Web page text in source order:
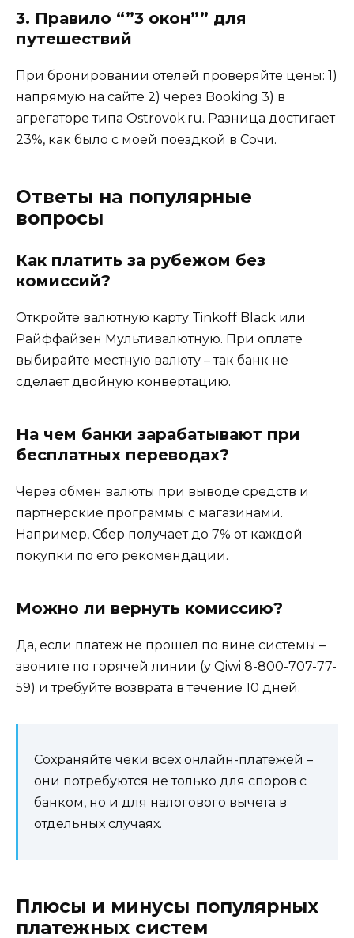
3. Правило “”3 окон”” для
путешествий
При бронировании отелей проверяйте цены: 1)
напрямую на сайте 2) через Booking 3) в
агрегаторе типа Ostrovok.ru. Разница достигает
23%, как было с моей поездкой в Сочи.
Ответы на популярные
вопросы
Как платить за рубежом без
комиссий?
Откройте валютную карту Tinkoff Black или
Райффайзен Мультивалютную. При оплате
выбирайте местную валюту – так банк не
сделает двойную конвертацию.
На чем банки зарабатывают при
бесплатных переводах?
Через обмен валюты при выводе средств и
партнерские программы с магазинами.
Например, Сбер получает до 7% от каждой
покупки по его рекомендации.
Можно ли вернуть комиссию?
Да, если платеж не прошел по вине системы –
звоните по горячей линии (у Qiwi 8-800-707-77-
59) и требуйте возврата в течение 10 дней.
Сохраняйте чеки всех онлайн-платежей –
они потребуются не только для споров с
банком, но и для налогового вычета в
отдельных случаях.
Плюсы и минусы популярных
платежных систем